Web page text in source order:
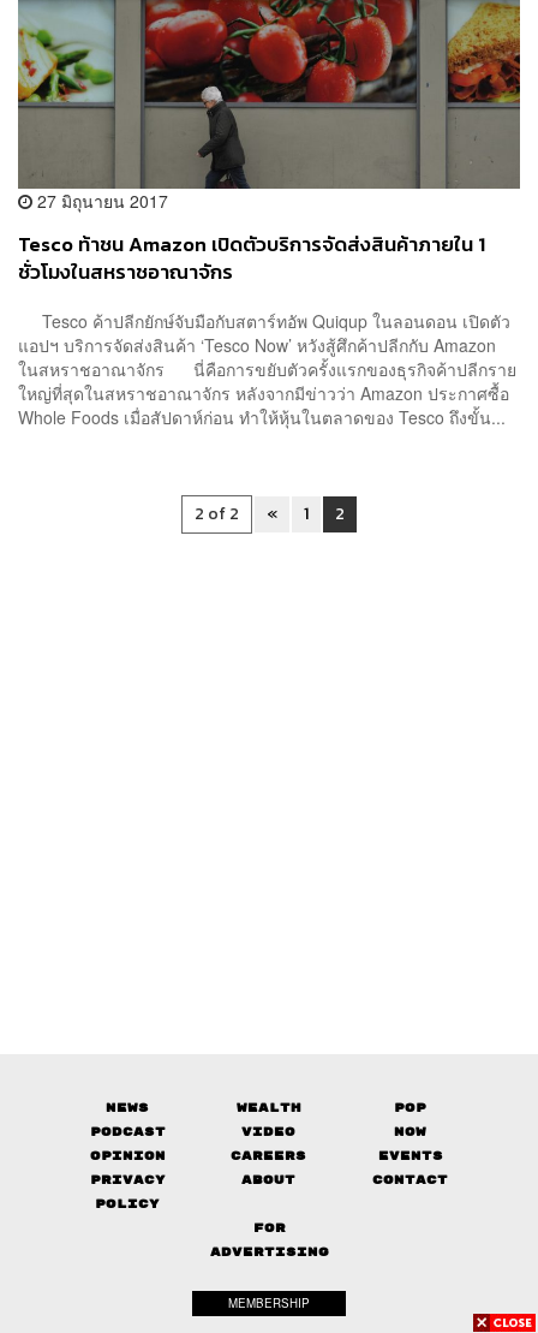
27 มิถุนายน 2017
Tesco ท้าชน Amazon เปิดตัวบริการจัดส่งสินค้าภายใน 1
ชั่วโมงในสหราชอาณาจักร
Tesco ค้าปลีกยักษ์จับมือกับสตาร์ทอัพ Quiqup ในลอนดอน เปิดตัว
แอปฯ บริการจัดส่งสินค้า ‘Tesco Now’ หวังสู้ศึกค้าปลีกกับ Amazon
ในสหราชอาณาจักร นี่คือการขยับตัวครั้งแรกของธุรกิจค้าปลีกราย
ใหญ่ที่สุดในสหราชอาณาจักร หลังจากมีข่าวว่า Amazon ประกาศซื้อ
Whole Foods เมื่อสัปดาห์ก่อน ทำให้หุ้นในตลาดของ Tesco ถึงขั้น...
2 of 2 « 1 2
News Wealth
Pop
Podcast
Video
Now
Opinion
Careers
Events
Privacy
Policy
About Contact
FOR
ADVERTISING
MEMBERSHIP